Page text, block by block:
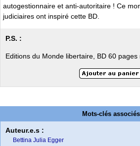
autogestionnaire et anti-autoritaire ! Ce
judiciaires ont inspiré cette BD.
P.S. :
Editions du Monde libertaire, BD 60
Mots-clés associés
Auteur.e.s :
Bettina Julia Egger